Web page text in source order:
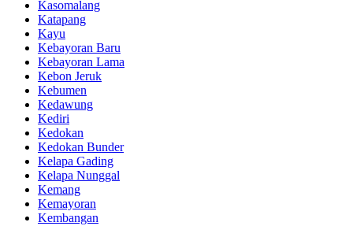
Kasomalang
Katapang
Kayu
Kebayoran Baru
Kebayoran Lama
Kebon Jeruk
Kebumen
Kedawung
Kediri
Kedokan
Kedokan Bunder
Kelapa Gading
Kelapa Nunggal
Kemang
Kemayoran
Kembangan